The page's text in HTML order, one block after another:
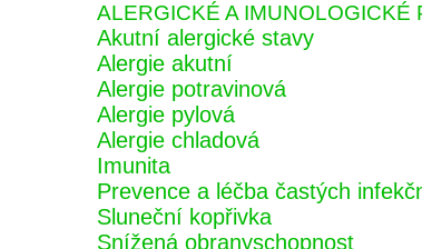
ALERGICKÉ A IMUNOLOGICKÉ
Akutní alergické stavy
Alergie akutní
Alergie potravinová
Alergie pylová
Alergie chladová
Imunita
Prevence a léčba častých
Sluneční kopřivka
Snížená obranyschopnost